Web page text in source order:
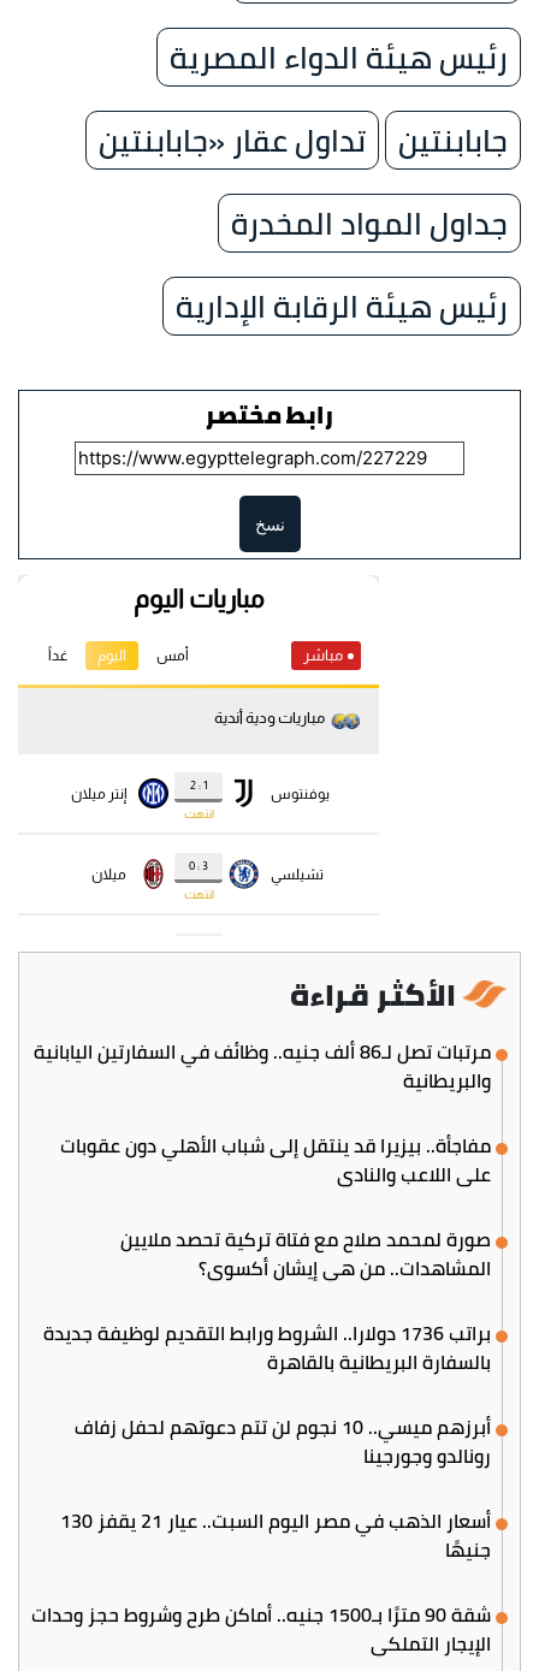
رئيس هيئة الدواء المصرية
جابابنتين تداول عقار «جابابنتين
جداول المواد المخدرة
رئيس هيئة الرقابة الإدارية
رابط مختصر
نسخ
الأكثر قراءة
مرتبات تصل لـ86 ألف جنيه.. وظائف في السفارتين اليابانية
والبريطانية
مفاجأة.. بيزيرا قد ينتقل إلى شباب الأهلي دون عقوبات
على اللاعب والنادي
صورة لمحمد صلاح مع فتاة تركية تحصد ملايين
المشاهدات.. من هي إيشان أكسوي؟
براتب 1736 دولارا.. الشروط ورابط التقديم لوظيفة جديدة
بالسفارة البريطانية بالقاهرة
أبرزهم ميسي.. 10 نجوم لن تتم دعوتهم لحفل زفاف
رونالدو وجورجينا
أسعار الذهب في مصر اليوم السبت.. عيار 21 يقفز 130
جنيهًا
شقة 90 مترًا بـ1500 جنيه.. أماكن طرح وشروط حجز وحدات
الإيجار التملكي